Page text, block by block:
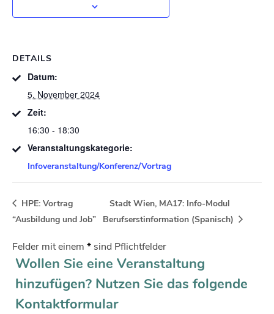
DETAILS
Datum:
5. November 2024
Zeit:
16:30 - 18:30
Veranstaltungskategorie:
Infoveranstaltung/Konferenz/Vortrag
HPE: Vortrag
“Ausbildung und Job”
Stadt Wien, MA17: Info-Modul
Berufserstinformation (Spanisch)
Felder mit einem * sind Pflichtfelder
Wollen Sie eine Veranstaltung
hinzufügen? Nutzen Sie das folgende
Kontaktformular